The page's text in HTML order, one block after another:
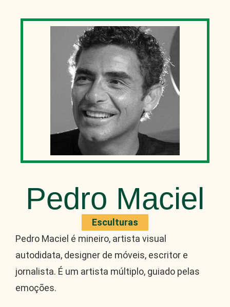
Pedro Maciel
Esculturas
Pedro Maciel é mineiro, artista visual
autodidata, designer de móveis, escritor e
jornalista. É um artista múltiplo, guiado pelas
emoções.